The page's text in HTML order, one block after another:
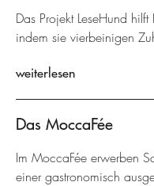
Das Projekt LeseHund
indem sie vierbeinigen
weiterlesen
Das MoccaFée
Im MoccaFée erwerben
einer gastronomisch